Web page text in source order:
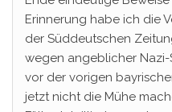
Erinnerung habe ich die
der Süddeutschen
wegen angeblicher
vor der vorigen
jetzt nicht die Mühe